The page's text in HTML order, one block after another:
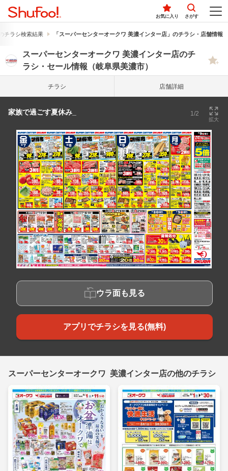
お気に入り さがす
チラシ検索結果 「スーパーセンターオークワ 美濃インター店」のチラシ・店舗情報
スーパーセンターオークワ 美濃インター店のチ
ラシ・セール情報（岐阜県美濃市）
チラシ 店舗詳細
家族で過ごす夏休み_ 1/2
拡大
ウラ面も見る
アプリでチラシを見る(無料)
スーパーセンターオークワ 美濃インター店の他のチラシ